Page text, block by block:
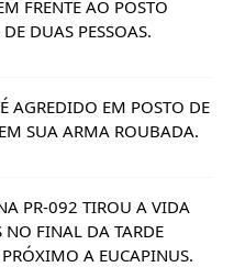
FRENTE AO POSTO
DUAS PESSOAS.
AGREDIDO EM POSTO DE
SUA ARMA ROUBADA.
PR-092 TIROU A VIDA
NO FINAL DA TARDE
A EUCAPINUS.